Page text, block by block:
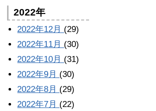
2022年
2022年12月 (29)
2022年11月 (30)
2022年10月 (31)
2022年9月 (30)
2022年8月 (29)
2022年7月 (22)